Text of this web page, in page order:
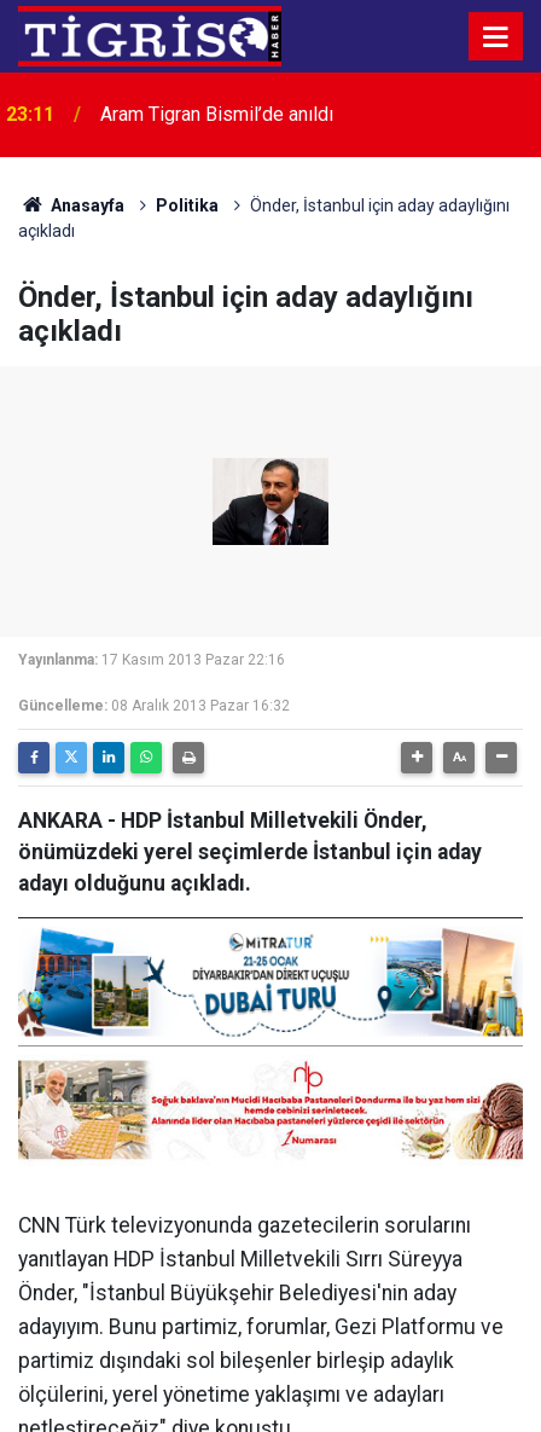
22:07
coşkuyla sona erdi
Anasayfa Politika
Önder, İstanbul için aday adaylığını
açıkladı
Önder, İstanbul için aday adaylığını
açıkladı
Yayınlanma: 17 Kasım 2013 Pazar 22:16
Güncelleme: 08 Aralık 2013 Pazar 16:32
ANKARA - HDP İstanbul Milletvekili Önder,
önümüzdeki yerel seçimlerde İstanbul için aday
adayı olduğunu açıkladı.
CNN Türk televizyonunda gazetecilerin sorularını
yanıtlayan HDP İstanbul Milletvekili Sırrı Süreyya
Önder, "İstanbul Büyükşehir Belediyesi'nin aday
adayıyım. Bunu partimiz, forumlar, Gezi Platformu ve
partimiz dışındaki sol bileşenler birleşip adaylık
ölçülerini, yerel yönetime yaklaşımı ve adayları